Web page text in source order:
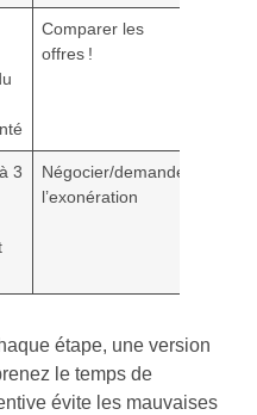
Comparer les
offres !
3
Négocier/demander
l’exonération
étape, une version
le temps de
évite les mauvaises